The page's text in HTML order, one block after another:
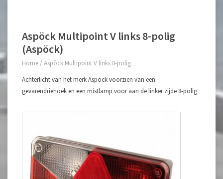
Aspöck Multipoint V links 8-polig
(Aspöck)
Home / Aspöck Multipoint V links 8-polig
Achterlicht van het merk Aspöck voorzien van een
gevarendriehoek en een mistlamp voor aan de linker zijde 8-polig